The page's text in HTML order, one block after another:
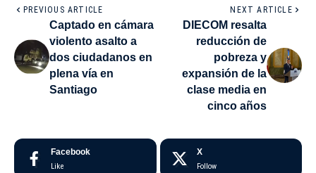
PREVIOUS ARTICLE
Captado en cámara
violento asalto a
dos ciudadanos en
plena vía en
Santiago
NEXT ARTICLE
DIECOM resalta
reducción de
pobreza y
expansión de la
clase media en
cinco años
Facebook
Like
X
Follow